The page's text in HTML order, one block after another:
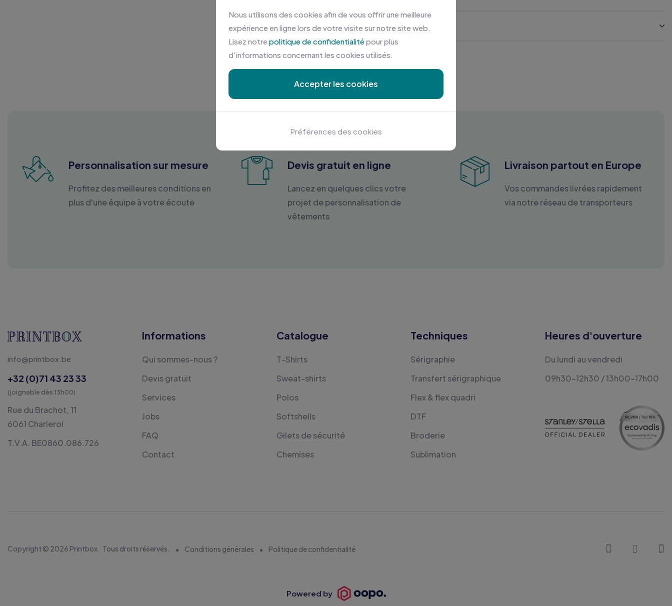
Certifications
Personnalisation sur mesure
Profitez des meilleures conditions en
plus d'une équipe à votre écoute
Devis gratuit en ligne
Lancez en quelques clics votre
projet de personnalisation de
vêtements
Livraison partout en Europe
Vos commandes livrées rapidement
via notre réseau de transporteurs
info@printbox.be
+32 (0)71 43 23 33
(joignable dès 13h00)
Rue du Brachot, 11
6061 Charleroi
T.V.A. BE0860.086.726
Informations
Qui sommes-nous ?
Devis gratuit
Services
Jobs
FAQ
Contact
Catalogue
T-Shirts
Sweat-shirts
Polos
Softshells
Gilets de sécurité
Chemises
Techniques
Sérigraphie
Transfert sérigraphique
Flex & flex quadri
DTF
Broderie
Sublimation
Heures d'ouverture
Du lundi au vendredi
09h30-12h30 / 13h00-17h00
Copyright © 2026 Printbox. Tous droits réservés. Conditions générales Politique de confidentialité
Powered by
Nous utilisons des cookies afin de vous offrir une meilleure
expérience en ligne lors de votre visite sur notre site web.
Lisez notre politique de confidentialitépour plus
d'informations concernant les cookies utilisés.
Accepter les cookies
Préférences des cookies